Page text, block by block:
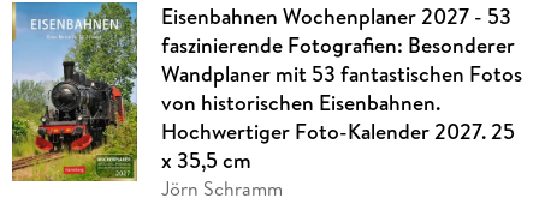
Eisenbahnen Wochenplaner 2027 - 53
faszinierende Fotografien: Besonderer
Wandplaner mit 53 fantastischen Fotos
von historischen Eisenbahnen.
Hochwertiger Foto-Kalender 2027. 25
x 35,5 cm
Jörn Schramm